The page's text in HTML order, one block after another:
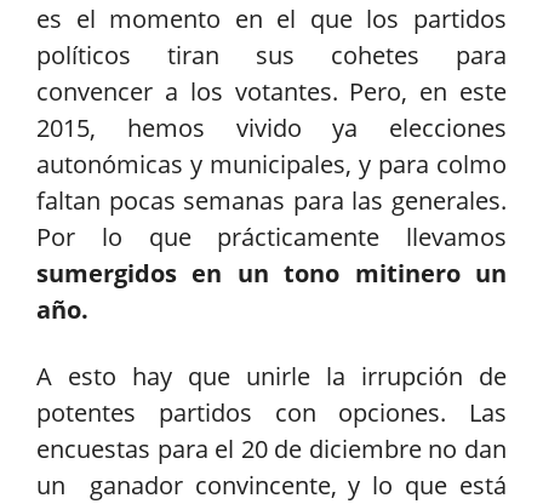
es el momento en el que los partidos
políticos tiran sus cohetes para
convencer a los votantes. Pero, en este
2015, hemos vivido ya elecciones
autonómicas y municipales, y para colmo
faltan pocas semanas para las generales.
Por lo que prácticamente llevamos
sumergidos en un tono mitinero un
año.
A esto hay que unirle la irrupción de
potentes partidos con opciones. Las
encuestas para el 20 de diciembre no dan
un ganador convincente, y lo que está